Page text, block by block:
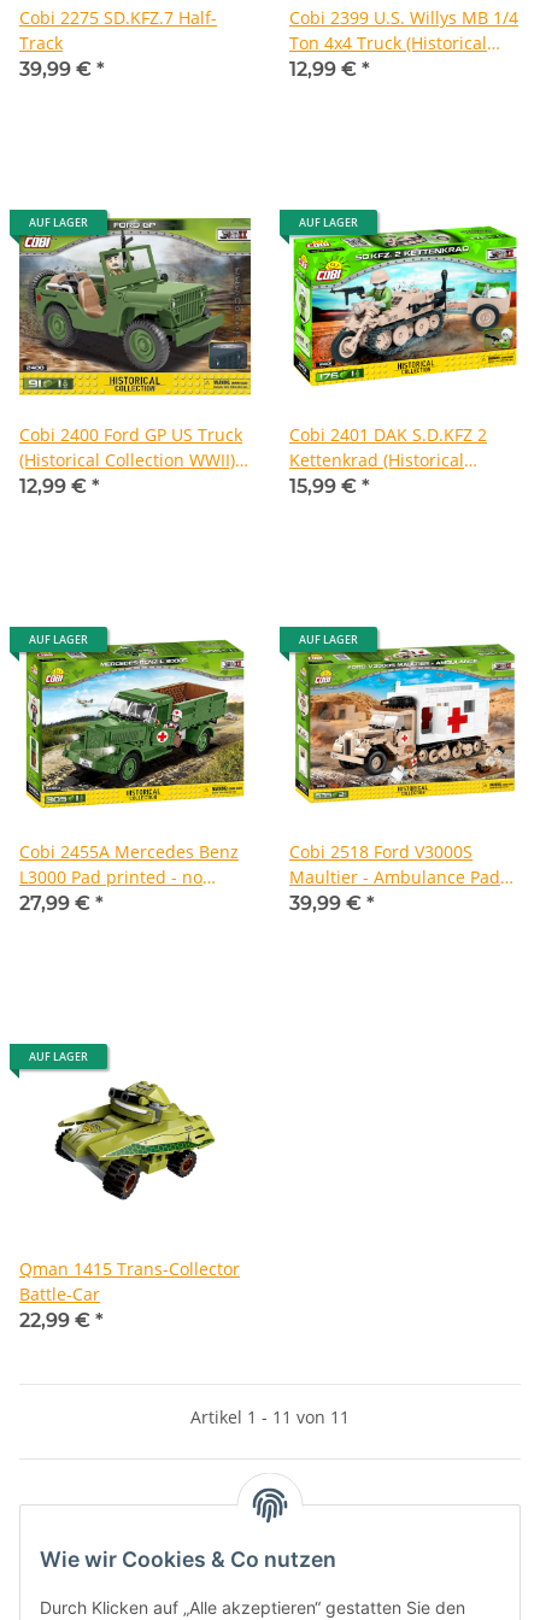
Cobi 2275 SD.KFZ.7 Half-
Track
39,99 € *
Cobi 2399 U.S. Willys MB 1/4
Ton 4x4 Truck (Historical
Collection WWII)
12,99 € *
AUF LAGER
Cobi 2400 Ford GP US Truck
(Historical Collection WWII)
Pad printed - no Stickers
12,99 € *
AUF LAGER
Cobi 2401 DAK S.D.KFZ 2
Kettenkrad (Historical
Collection WWII) Pad printed
15,99 € *
AUF LAGER
Cobi 2455A Mercedes Benz
L3000 Pad printed - no
Stickers (Historical
27,99 € *
AUF LAGER
Cobi 2518 Ford V3000S
Maultier - Ambulance Pad
printed - no Stickers
39,99 € *
AUF LAGER
Qman 1415 Trans-Collector
Battle-Car
22,99 € *
Artikel 1 - 11 von 11
Wie wir Cookies & Co nutzen
Durch Klicken auf „Alle akzeptieren“ gestatten Sie den